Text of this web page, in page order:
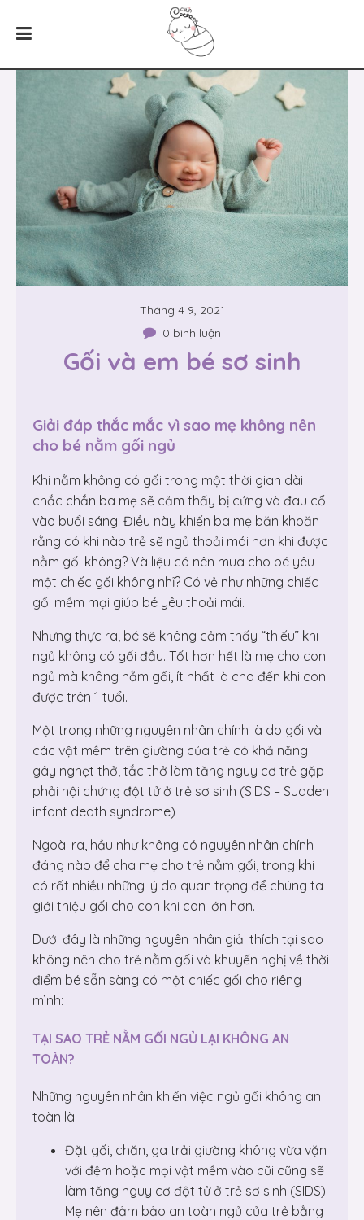
Tháng 4 9, 2021
0 bình luận
Gối và em bé sơ sinh
Giải đáp thắc mắc vì sao mẹ không nên
cho bé nằm gối ngủ
Khi nằm không có gối trong một thời gian dài
chắc chắn ba mẹ sẽ cảm thấy bị cứng và đau cổ
vào buổi sáng. Điều này khiến ba mẹ băn khoăn
rằng có khi nào trẻ sẽ ngủ thoải mái hơn khi được
nằm gối không? Và liệu có nên mua cho bé yêu
một chiếc gối không nhỉ? Có vẻ như những chiếc
gối mềm mại giúp bé yêu thoải mái.
Nhưng thực ra, bé sẽ không cảm thấy “thiếu” khi
ngủ không có gối đầu. Tốt hơn hết là mẹ cho con
ngủ mà không nằm gối, ít nhất là cho đến khi con
được trên 1 tuổi.
Một trong những nguyên nhân chính là do gối và
các vật mềm trên giường của trẻ có khả năng
gây nghẹt thở, tắc thở làm tăng nguy cơ trẻ gặp
phải hội chứng đột tử ở trẻ sơ sinh (SIDS – Sudden
infant death syndrome)
Ngoài ra, hầu như không có nguyên nhân chính
đáng nào để cha mẹ cho trẻ nằm gối, trong khi
có rất nhiều những lý do quan trọng để chúng ta
giới thiệu gối cho con khi con lớn hơn.
Dưới đây là những nguyên nhân giải thích tại sao
không nên cho trẻ nằm gối và khuyến nghị về thời
điểm bé sẵn sàng có một chiếc gối cho riêng
mình:
TẠI SAO TRẺ NẰM GỐI NGỦ LẠI KHÔNG AN
TOÀN?
Những nguyên nhân khiến việc ngủ gối không an
toàn là:
Đặt gối, chăn, ga trải giường không vừa vặn
với đệm hoặc mọi vật mềm vào cũi cũng sẽ
làm tăng nguy cơ đột tử ở trẻ sơ sinh (SIDS).
Mẹ nên đảm bảo an toàn ngủ của trẻ bằng